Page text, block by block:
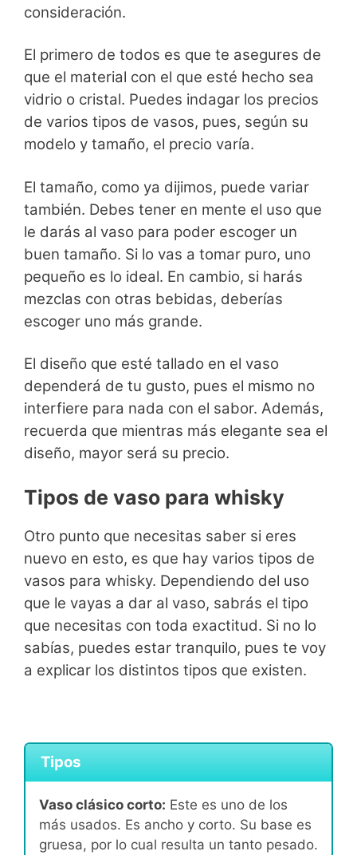
consideración.
El primero de todos es que te asegures de
que el material con el que esté hecho sea
vidrio o cristal. Puedes indagar los precios
de varios tipos de vasos, pues, según su
modelo y tamaño, el precio varía.
El tamaño, como ya dijimos, puede variar
también. Debes tener en mente el uso que
le darás al vaso para poder escoger un
buen tamaño. Si lo vas a tomar puro, uno
pequeño es lo ideal. En cambio, si harás
mezclas con otras bebidas, deberías
escoger uno más grande.
El diseño que esté tallado en el vaso
dependerá de tu gusto, pues el mismo no
interfiere para nada con el sabor. Además,
recuerda que mientras más elegante sea el
diseño, mayor será su precio.
Tipos de vaso para whisky
Otro punto que necesitas saber si eres
nuevo en esto, es que hay varios tipos de
vasos para whisky. Dependiendo del uso
que le vayas a dar al vaso, sabrás el tipo
que necesitas con toda exactitud. Si no lo
sabías, puedes estar tranquilo, pues te voy
a explicar los distintos tipos que existen.
Tipos
Vaso clásico corto: Este es uno de los
más usados. Es ancho y corto. Su base es
gruesa, por lo cual resulta un tanto pesado.